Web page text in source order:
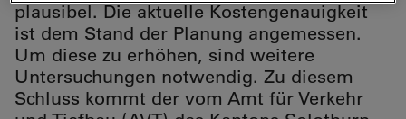
plausibel. Die aktuelle Kostengenauigkeit
ist dem Stand der Planung angemessen.
Um diese zu erhöhen, sind weitere
Untersuchungen notwendig. Zu diesem
Schluss kommt der vom Amt für Verkehr